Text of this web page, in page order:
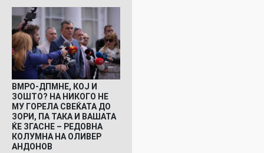
ВМРО-ДПМНЕ, КОЈ И
ЗОШТО? НА НИКОГО НЕ
МУ ГОРЕЛА СВЕЌАТА ДО
ЗОРИ, ПА ТАКА И ВАШАТА
ЌЕ ЗГАСНЕ – РЕДОВНА
КОЛУМНА НА ОЛИВЕР
АНДОНОВ